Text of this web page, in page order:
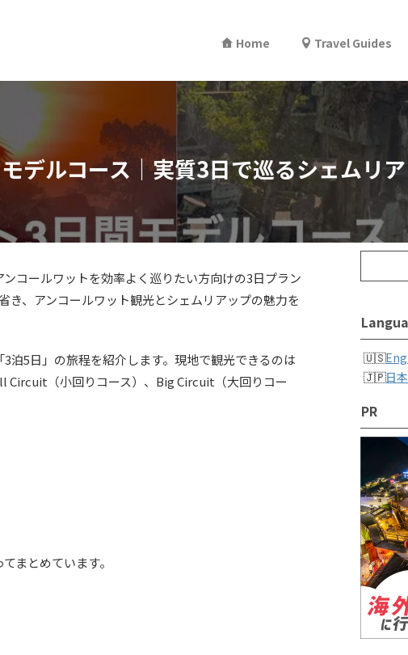
Home Travel Guides
デルコース｜実質3日で巡るシェムリ
コールワットを効率よく巡りたい方向けの3日プラン
き、アンコールワット観光とシェムリアップの魅力を
泊5日」の旅程を紹介します。現地で観光できるのは
Circuit（小回りコース）、Big Circuit（大回りコー
まとめています。
日
PR